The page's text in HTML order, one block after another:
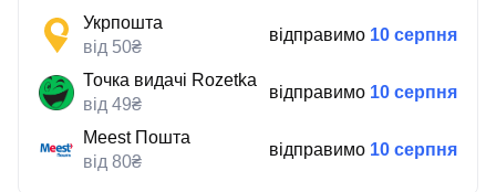
Укрпошта
від 50₴
відправимо 10 серпня
Точка видачі Rozetka
від 49₴
відправимо 10 серпня
Meest Пошта
від 80₴
відправимо 10 серпня